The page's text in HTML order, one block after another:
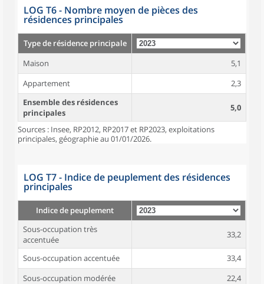
LOG T6 - Nombre moyen de pièces des
résidences principales
Type de résidence principale
Maison
5,1
Appartement
2,3
Ensemble des résidences
principales
5,0
Sources : Insee, RP2012, RP2017 et RP2023, exploitations
principales, géographie au 01/01/2026.
LOG T7 - Indice de peuplement des résidences
principales
Indice de peuplement
Sous-occupation très
accentuée
33,2
Sous-occupation accentuée
33,4
Sous-occupation modérée
22,4